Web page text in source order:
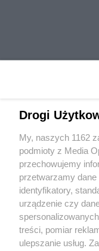
Wydawca mediów
Nie zapomnij
zapoznać się z:
polityką
Twojemiasto
Drogi
My, naszych 1162
podmioty z Media
przechowujemy
przetwarzamy
identyfikatory,
urządzenie czy
treści, pomiar
ulepszanie usług.